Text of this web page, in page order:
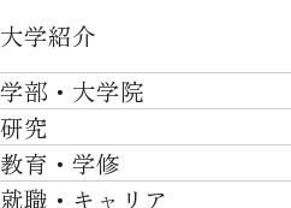
大学紹介
大学紹介TOP
OVER THE LIMIT
大学について
施設一覧
学部・大学院
学部・大学院TOP
工学部
研究
研究TOP
教育・学修
就職・キャリア